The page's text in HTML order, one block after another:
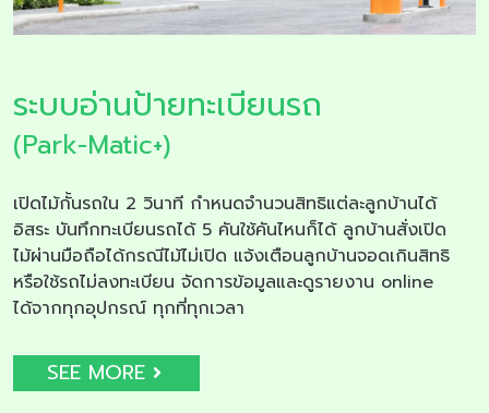
ระบบอ่านป้ายทะเบียนรถ
(Park-Matic+)
เปิดไม้กั้นรถใน 2 วินาที กำหนดจำนวนสิทธิแต่ละลูกบ้านได้
อิสระ บันทึกทะเบียนรถได้ 5 คันใช้คันไหนก็ได้ ลูกบ้านสั่งเปิด
ไม้ผ่านมือถือได้กรณีไม้ไม่เปิด แจ้งเตือนลูกบ้านจอดเกินสิทธิ
หรือใช้รถไม่ลงทะเบียน จัดการข้อมูลและดูรายงาน online
ได้จากทุกอุปกรณ์ ทุกที่ทุกเวลา
SEE MORE